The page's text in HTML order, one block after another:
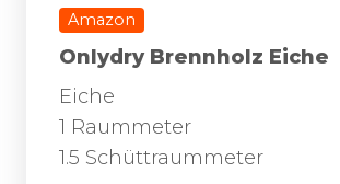
Amazon
Onlydry Brennholz Eiche
Eiche
1 Raummeter
1.5 Schüttraummeter